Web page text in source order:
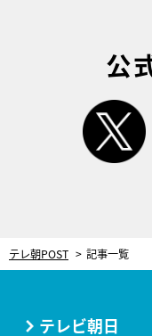
公
テレ朝POST 記事一覧
テレビ朝日